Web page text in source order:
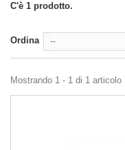
C'è 1 prodotto.
Ordina --
Mostrando 1 - 1 di 1 articolo